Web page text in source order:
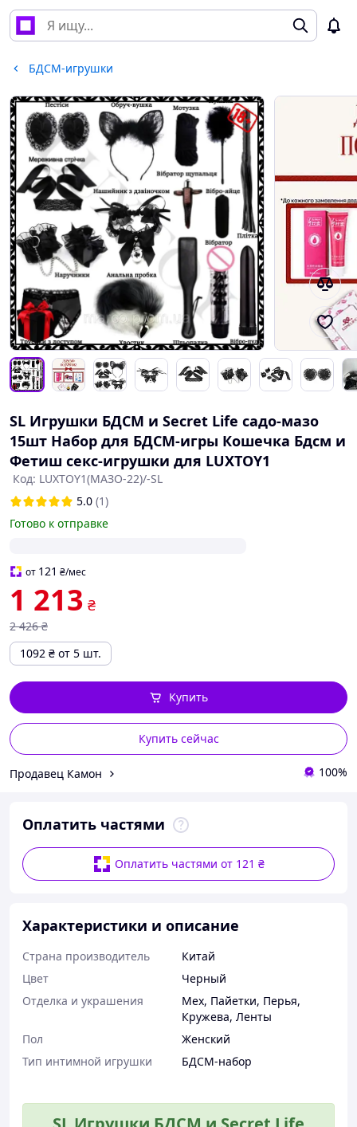
БДСМ-игрушки
SL Игрушки БДСМ и Secret Life садо-мазо
15шт Набор для БДСМ-игры Кошечка Бдсм и
Фетиш секс-игрушки для LUXTOY1
Код: LUXTOY1(МАЗО-22)/-SL
5.0 (1)
Готово к отправке
от 121 ₴/мес
1 213 ₴
2 426 ₴
1092 ₴ от 5 шт.
Купить сейчас
Купить
Продавец Камон 100%
Оплатить частями
Оплатить частями от 121 ₴
Характеристики и описание
Страна производитель
Китай
Цвет
Черный
Отделка и украшения
Мех, Пайетки, Перья,
Кружева, Ленты
Пол
Женский
Тип интимной игрушки
БДСМ-набор